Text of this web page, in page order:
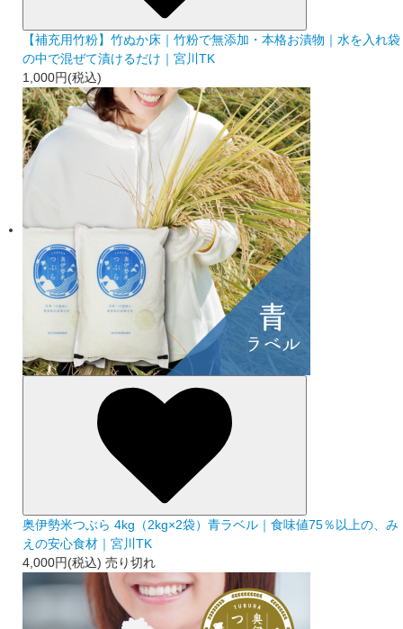
【補充用竹粉】竹ぬか床｜竹粉で無添加・本格お漬物｜水を入れ袋
の中で混ぜて漬けるだけ｜宮川TK
1,000円(税込)
奥伊勢米つぶら 4kg（2kg×2袋）青ラベル｜食味値75％以上の、み
えの安心食材｜宮川TK
4,000円(税込) 売り切れ